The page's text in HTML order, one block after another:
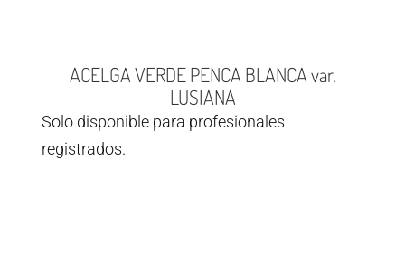
ACELGA VERDE PENCA BLANCA var.
LUSIANA
Solo disponible para profesionales
registrados.